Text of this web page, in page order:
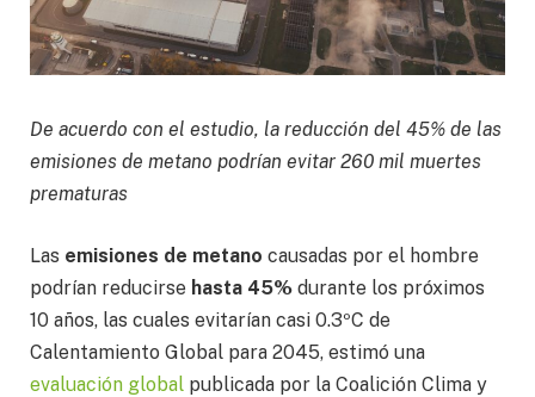
De acuerdo con el estudio, la reducción del 45% de las
emisiones de metano podrían evitar 260 mil muertes
prematuras
Las emisiones de metano causadas por el hombre
podrían reducirse hasta 45% durante los próximos
10 años, las cuales evitarían casi 0.3ºC de
Calentamiento Global para 2045, estimó una
evaluación global publicada por la Coalición Clima y